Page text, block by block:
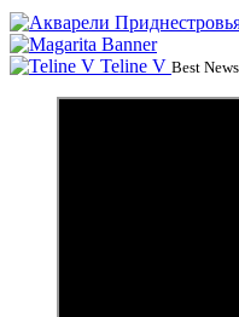
Teline V Best